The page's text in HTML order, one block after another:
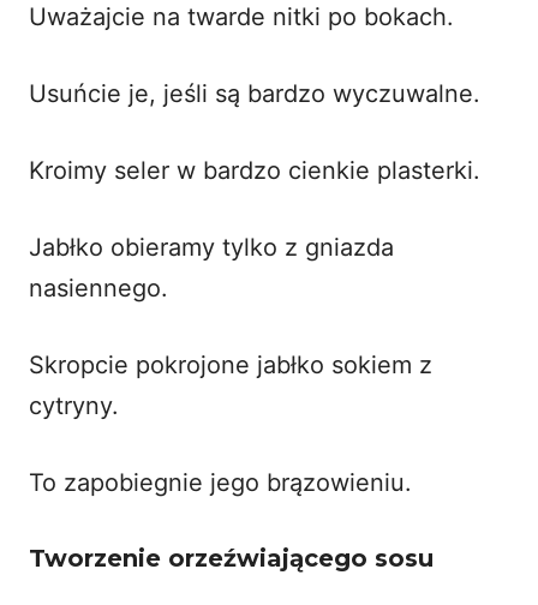
Uważajcie na twarde nitki po bokach.
Usuńcie je, jeśli są bardzo wyczuwalne.
Kroimy seler w bardzo cienkie plasterki.
Jabłko obieramy tylko z gniazda
nasiennego.
Skropcie pokrojone jabłko sokiem z
cytryny.
To zapobiegnie jego brązowieniu.
Tworzenie orzeźwiającego sosu